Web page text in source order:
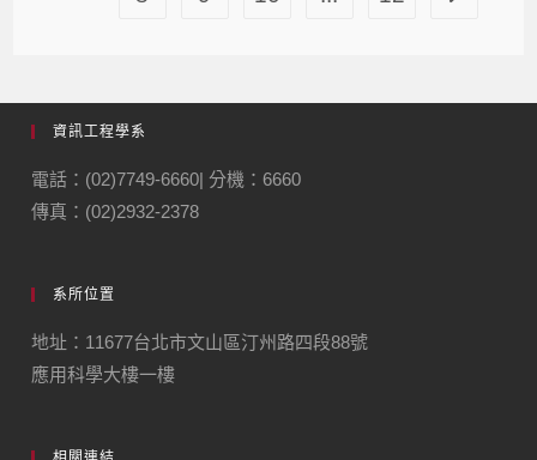
資訊工程學系
電話：(02)7749-6660| 分機：6660
傳真：(02)2932-2378
系所位置
地址：11677台北市文山區汀州路四段88號
應用科學大樓一樓